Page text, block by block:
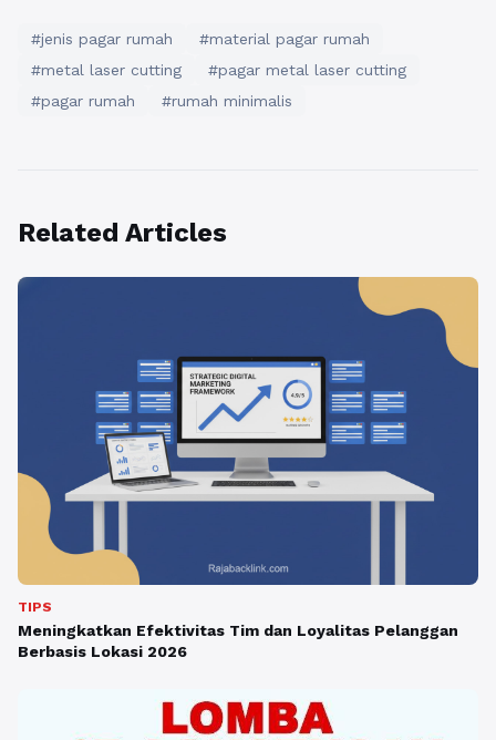
#jenis pagar rumah
#material pagar rumah
#metal laser cutting
#pagar metal laser cutting
#pagar rumah
#rumah minimalis
Related Articles
TIPS
Meningkatkan Efektivitas Tim dan Loyalitas Pelanggan
Berbasis Lokasi 2026